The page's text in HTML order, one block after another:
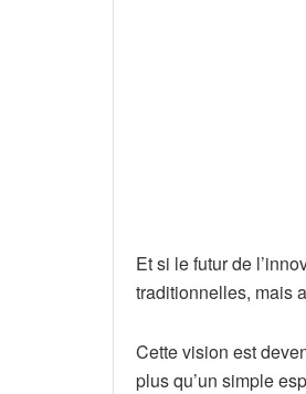
Et si le futur de
traditionnelles, mais
Cette vision est
plus qu’un simple